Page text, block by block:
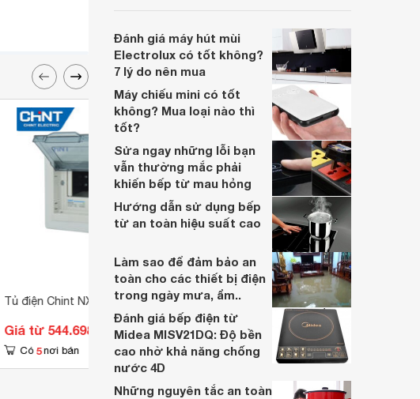
Tủ điện Chint NX30-18F
Giá từ 544.698 đ
Có 5 nơi bán
Biến thế đổi điện Robot 1 pha
400VA (Dây đồng)
Giá từ 583.000 đ
Có 3 nơi bán
nhiều năm, nhân viên tư vấn chuyên
nghiệp, đội ngũ kỹ thuật có tay nghề cao,
vattu365.com đang là lựa chọn hàng đầu
của nhiều người hiện nay.
Đánh giá máy hút mùi
Electrolux có tốt không?
7 lý do nên mua
Máy chiếu mini có tốt
không? Mua loại nào thì
tốt?
Sửa ngay những lỗi bạn
vẫn thường mắc phải
khiến bếp từ mau hỏng
Hướng dẫn sử dụng bếp
từ an toàn hiệu suất cao
Làm sao để đảm bảo an
toàn cho các thiết bị điện
trong ngày mưa, ẩm..
Đánh giá bếp điện từ
Midea MISV21DQ: Độ bền
cao nhờ khả năng chống
nước 4D
Những nguyên tắc an toàn